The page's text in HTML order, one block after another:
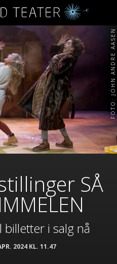
FOTO: JOHN ANDRE AASEN
SÅ
i salg nå
2024 KL. 11.47